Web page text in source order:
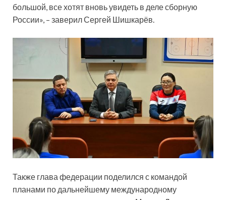
большой, все хотят вновь увидеть в деле сборную
России», – заверил Сергей Шишкарёв.
Также глава федерации поделился с командой
планами по дальнейшему международному